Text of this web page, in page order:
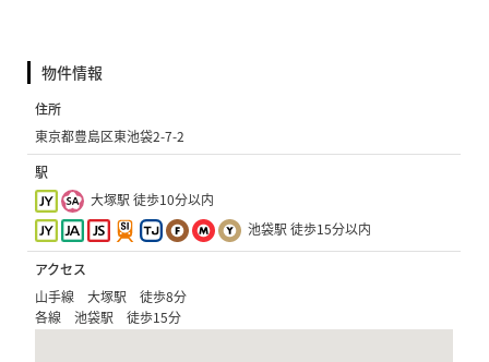
物件情報
住所
東京都豊島区東池袋2-7-2
駅
大塚駅 徒歩10分以内
池袋駅 徒歩15分以内
アクセス
山手線 大塚駅 徒歩8分
各線 池袋駅 徒歩15分